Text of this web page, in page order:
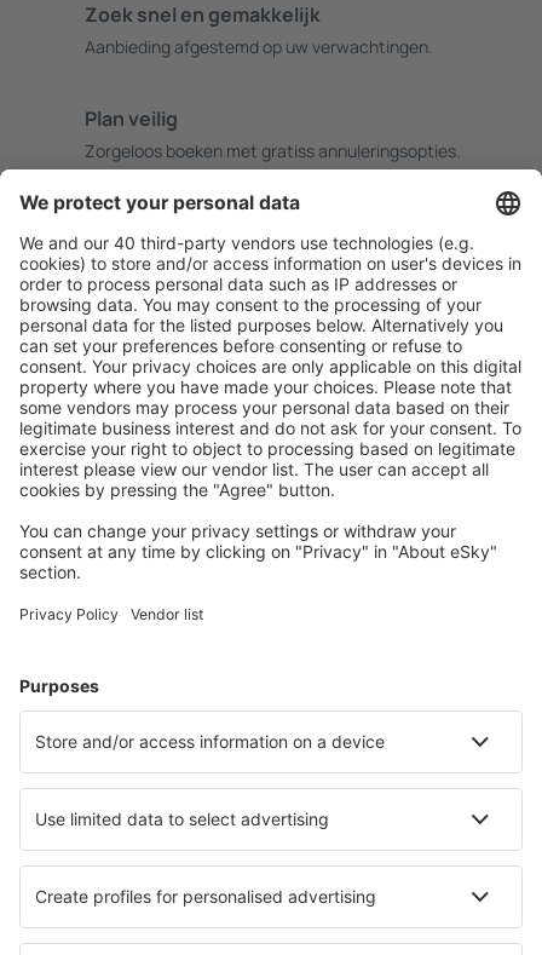
Zoek snel en gemakkelijk
Aanbieding afgestemd op uw verwachtingen.
Plan veilig
Zorgeloos boeken met gratiss annuleringsopties.
Bespaar meer
Reisaanbiedingen en speciale aanbiedingen voor
geregistreerde gebruikers.
Accommodaties die u bevallen
Kies uit meer dan 1,3 miljoen accommodaties: hotels,
jeugdherbergen, appartementen en meer.
Meest gezochte accommodatie door eSky-
Accommodatie in Chili - Populaire steden
Verblijf in Villarrica Verblijf Placilla
Verblijf in Nancagua Verblijf La Chamiza
Beste accommodatie - steden